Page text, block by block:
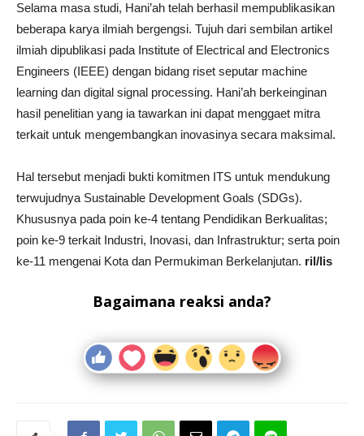
Selama masa studi, Hani’ah telah berhasil mempublikasikan
beberapa karya ilmiah bergengsi. Tujuh dari sembilan artikel
ilmiah dipublikasi pada Institute of Electrical and Electronics
Engineers (IEEE) dengan bidang riset seputar machine
learning dan digital signal processing. Hani’ah berkeinginan
hasil penelitian yang ia tawarkan ini dapat menggaet mitra
terkait untuk mengembangkan inovasinya secara maksimal.
Hal tersebut menjadi bukti komitmen ITS untuk mendukung
terwujudnya Sustainable Development Goals (SDGs).
Khususnya pada poin ke-4 tentang Pendidikan Berkualitas;
poin ke-9 terkait Industri, Inovasi, dan Infrastruktur; serta poin
ke-11 mengenai Kota dan Permukiman Berkelanjutan. ril/lis
Bagaimana reaksi anda?